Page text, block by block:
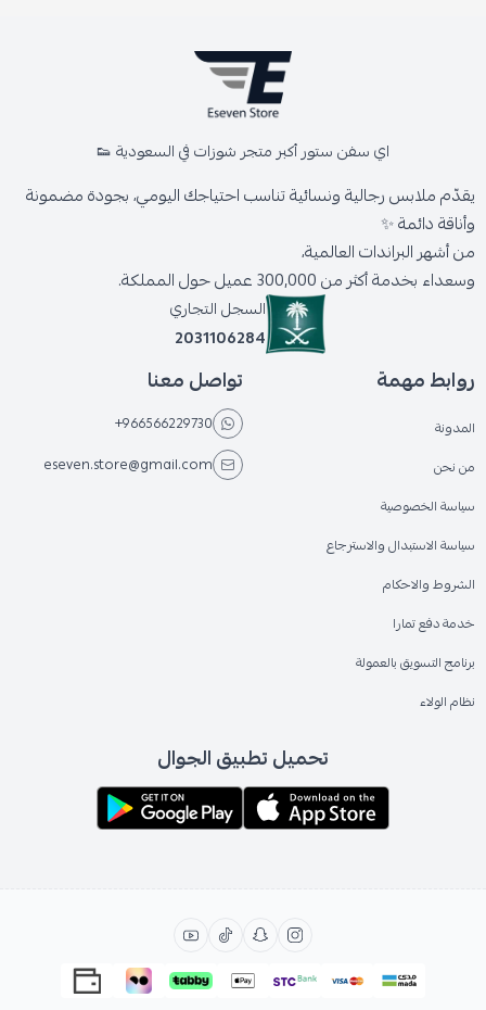
اي سفن ستور أكبر متجر شوزات في السعودية 👟
يقدّم ملابس رجالية ونسائية تناسب احتياجك اليومي، بجودة مضمونة
وأناقة دائمة ✨
من أشهر البراندات العالمية،
وسعداء بخدمة أكثر من 300,000 عميل حول المملكة.
السجل التجاري
2031106284
روابط مهمة
المدونة
من نحن
سياسة الخصوصية
سياسة الاستبدال والاسترجاع
الشروط والاحكام
خدمة دفع تمارا
برنامج التسويق بالعمولة
نظام الولاء
تواصل معنا
+966566229730
eseven.store@gmail.com
تحميل تطبيق الجوال